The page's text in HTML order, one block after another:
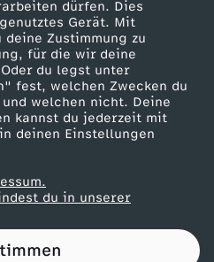
dürfen. Dies
Gerät. Mit
Zustimmung zu
für die wir deine
du legst unter
fest, welchen Zwecken du
welchen nicht. Deine
kannst du jederzeit mit
deinen Einstellungen
du in unserer